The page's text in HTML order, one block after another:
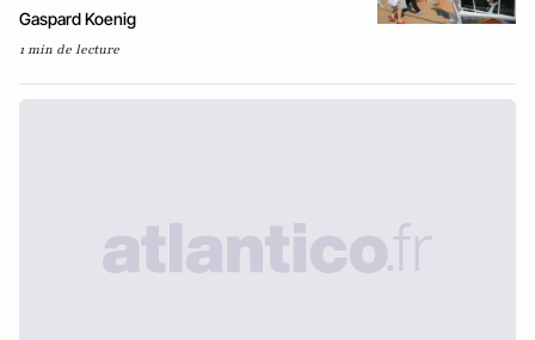
Gaspard Koenig
1 min de lecture